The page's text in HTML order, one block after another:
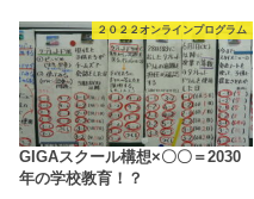
２０２２オンラインプログラム
GIGAスクール構想×〇〇＝2030
年の学校教育！？